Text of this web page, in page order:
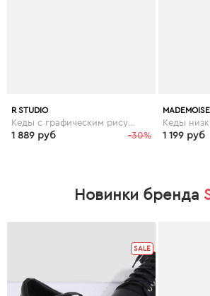
R STUDIO
-30%
1 889 руб 1 199 руб
Новинки бренда
SALE